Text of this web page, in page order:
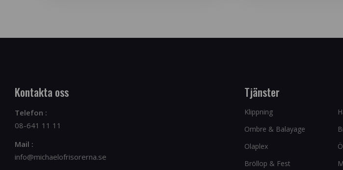
Kontakta oss
Telefon :
08-641 11 11
Mail :
info@michaelofrisorerna.se
Tjänster
Klippning
Ombre & Balayage
Olaplex
Bröllop & Fest